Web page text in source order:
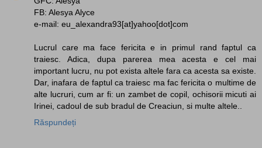
FB: Alesya Alyce
e-mail: eu_alexandra93[at]yahoo[dot]com
Lucrul care ma face fericita e in primul rand faptul ca
traiesc. Adica, dupa parerea mea acesta e cel mai
important lucru, nu pot exista altele fara ca acesta sa existe.
Dar, inafara de faptul ca traiesc ma fac fericita o multime de
alte lucruri, cum ar fi: un zambet de copil, ochisorii micuti ai
Irinei, cadoul de sub bradul de Creaciun, si multe altele..
Răspundeți